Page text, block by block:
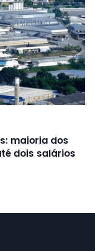
maioria dos
dois salários